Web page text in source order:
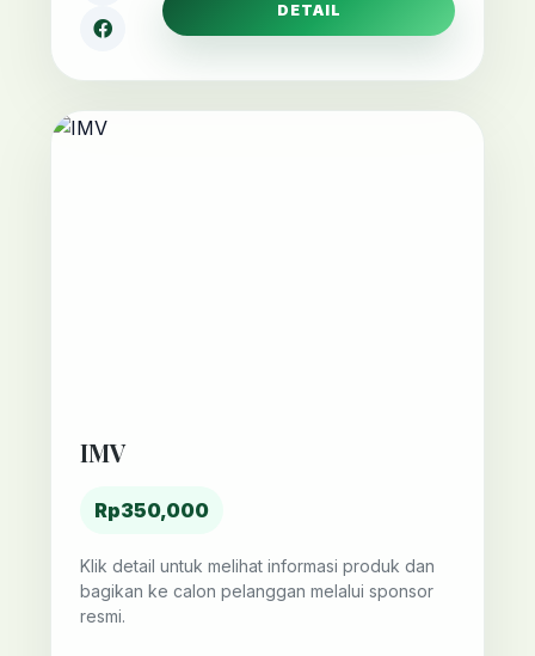
DETAIL
IMV
Rp350,000
Klik detail untuk melihat informasi produk dan
bagikan ke calon pelanggan melalui sponsor
resmi.